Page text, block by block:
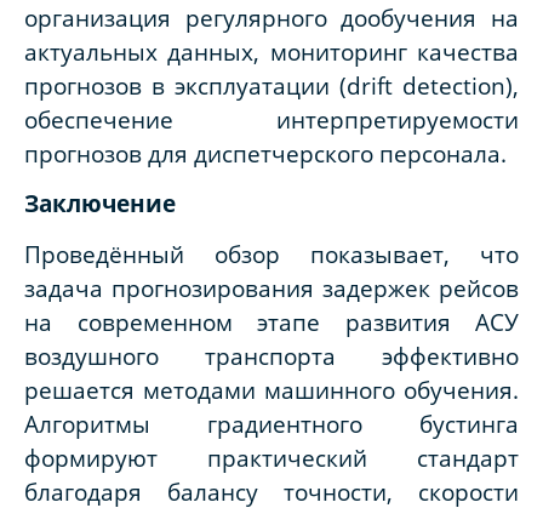
организация регулярного дообучения на
актуальных данных, мониторинг качества
прогнозов в эксплуатации (drift detection),
обеспечение интерпретируемости
прогнозов для диспетчерского персонала.
Заключение
Проведённый обзор показывает, что
задача прогнозирования задержек рейсов
на современном этапе развития АСУ
воздушного транспорта эффективно
решается методами машинного обучения.
Алгоритмы градиентного бустинга
формируют практический стандарт
благодаря балансу точности, скорости